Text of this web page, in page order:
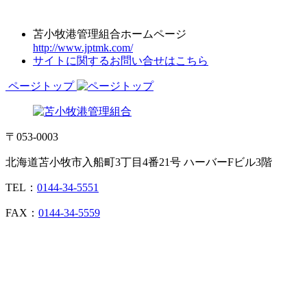
苫小牧港管理組合ホームページ
http://www.jptmk.com/
サイトに関するお問い合せはこちら
ページトップ
〒053-0003
北海道苫小牧市入船町3丁目4番21号 ハーバーFビル3階
TEL： 0144-34-5551
FAX： 0144-34-5559